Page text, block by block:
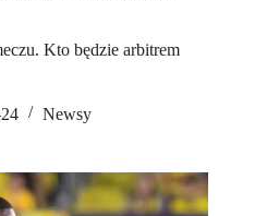
Kto będzie arbitrem
Newsy